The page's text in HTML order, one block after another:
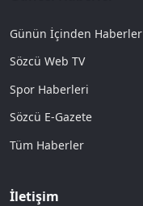
Günün İçinden Haberler
Sözcü Web TV
Spor Haberleri
Sözcü E-Gazete
Tüm Haberler
İletişim